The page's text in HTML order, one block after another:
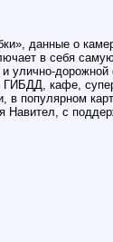
данные о
в себя
улично-
кафе,
в популярном
с